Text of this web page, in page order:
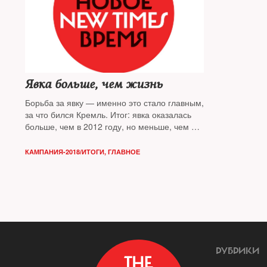
Явка больше, чем жизнь
Борьба за явку — именно это стало главным,
за что бился Кремль. Итог: явка оказалась
больше, чем в 2012 году, но меньше, чем на
том, что власть использовала целый арсенал
КАМПАНИЯ-2018/ИТОГИ, ГЛАВНОЕ
РУБРИКИ